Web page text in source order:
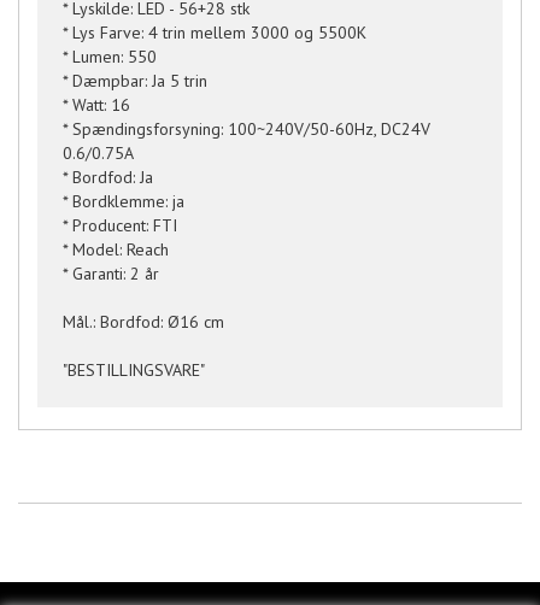
* Lyskilde: LED - 56+28 stk
* Lys Farve: 4 trin mellem 3000 og 5500K
* Lumen: 550
* Dæmpbar: Ja 5 trin
* Watt: 16
* Spændingsforsyning: 100~240V/50-60Hz, DC24V
0.6/0.75A
* Bordfod: Ja
* Bordklemme: ja
* Producent: FTI
* Model: Reach
* Garanti: 2 år
Mål.: Bordfod: Ø16 cm
"BESTILLINGSVARE"